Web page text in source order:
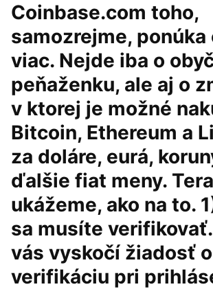
Coinbase.com toho,
samozrejme, ponúka
viac. Nejde iba o
peňaženku, ale aj o
v ktorej je možné
Bitcoin, Ethereum a
za doláre, eurá,
ďalšie fiat meny.
ukážeme, ako na to.
sa musíte
vás vyskočí žiadosť o
verifikáciu pri